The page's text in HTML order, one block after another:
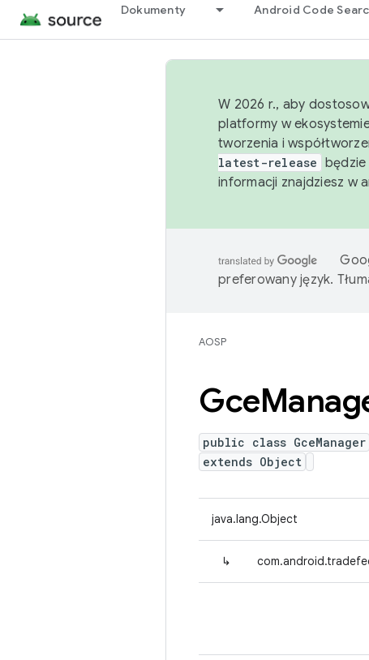
Dokumenty Android Code
W 2026 r., aby
platformy w
tworzenia i
latest-release będzie
informacji znajdziesz w
preferowany język.
AOSP
Gce
public class GceManager
extends Object
java.lang.Object
↳